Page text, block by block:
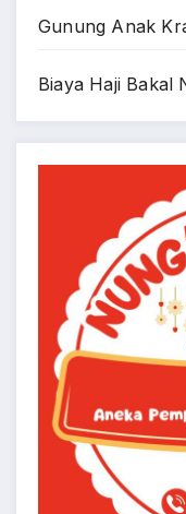
Gunung Anak
Biaya Haji Bakal